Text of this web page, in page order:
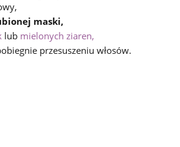
maski,
lub mielonych ziaren,
przesuszeniu włosów.